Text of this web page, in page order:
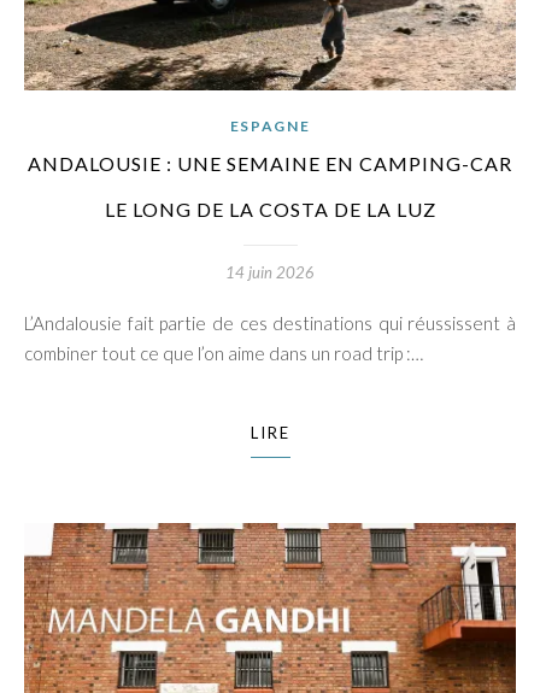
ESPAGNE
ANDALOUSIE : UNE SEMAINE EN CAMPING-CAR
LE LONG DE LA COSTA DE LA LUZ
14 juin 2026
L’Andalousie fait partie de ces destinations qui réussissent à
combiner tout ce que l’on aime dans un road trip :…
LIRE